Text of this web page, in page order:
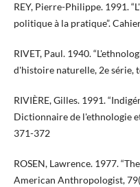
REY, Pierre-Philippe. 1991.
politique à la pratique”.
RIVET, Paul. 1940.
d'histoire naturelle, 2e série,
RIVIÈRE, Gilles. 1991.
Dictionnaire de l'ethnologie
371-372
ROSEN, Lawrence. 1977.
American Anthropologist,